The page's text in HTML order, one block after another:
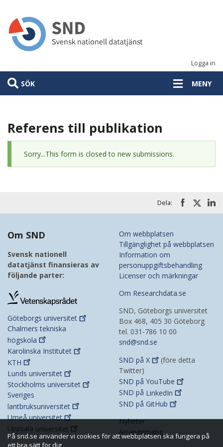
huvudinnehåll
Logga in
SÖK MENY
Referens till publikation
Statusmeddelande
Sorry...This form is closed to new submissions.
Dela:
Om SND
Svensk nationell
datatjänst finansieras av
följande parter:
Göteborgs universitet
Chalmers tekniska
högskola
Karolinska Institutet
KTH
Lunds universitet
Stockholms universitet
Sveriges
lantbruksuniversitet
Umeåuniversitet
Uppsala universitet
Om webbplatsen
Tillgänglighet på webbplatsen
Information om
personuppgiftsbehandling
Licenser och märkningar
Om Researchdata.se
SND, Göteborgs universitet
Box 468, 405 30 Göteborg
tel. 031-786 10 00
snd@snd.se
SND på X
(före detta
Twitter)
SND på YouTube
SND på LinkedIn
SND på GitHub
Nyheter
Arrangemang
På snd.se använder vi cookies för att webbplatsen ska fungera på
ett bra sätt för dig.